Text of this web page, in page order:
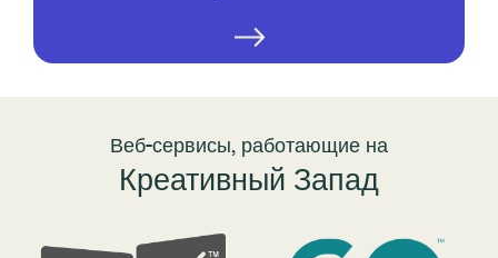
Веб-сервисы, работающие на
Креативный Запад